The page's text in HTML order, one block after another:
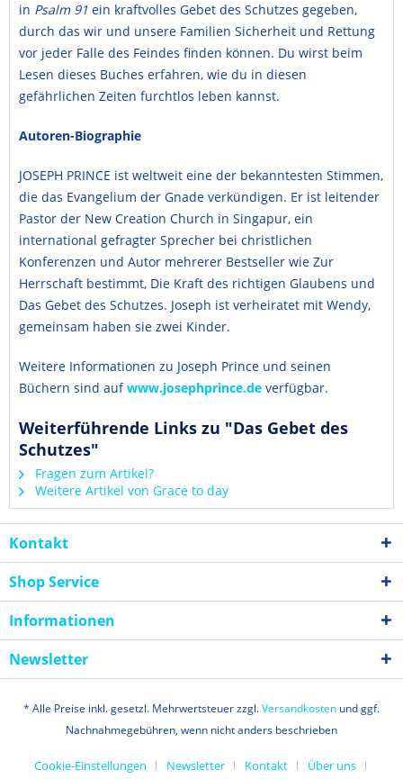
in Psalm 91 ein kraftvolles Gebet des Schutzes gegeben,
durch das wir und unsere Familien Sicherheit und Rettung
vor jeder Falle des Feindes finden können. Du wirst beim
Lesen dieses Buches erfahren, wie du in diesen
gefährlichen Zeiten furchtlos leben kannst.
Autoren-Biographie
JOSEPH PRINCE ist weltweit eine der bekanntesten Stimmen,
die das Evangelium der Gnade verkündigen. Er ist leitender
Pastor der New Creation Church in Singapur, ein
international gefragter Sprecher bei christlichen
Konferenzen und Autor mehrerer Bestseller wie Zur
Herrschaft bestimmt, Die Kraft des richtigen Glaubens und
Das Gebet des Schutzes. Joseph ist verheiratet mit Wendy,
gemeinsam haben sie zwei Kinder.
Weitere Informationen zu Joseph Prince und seinen
Büchern sind auf www.josephprince.de verfügbar.
Weiterführende Links zu "Das Gebet des
Schutzes"
Fragen zum Artikel?
Weitere Artikel von Grace to day
Kontakt
Shop Service
Informationen
Newsletter
* Alle Preise inkl. gesetzl. Mehrwertsteuer zzgl.Versandkosten und ggf.
Nachnahmegebühren, wenn nicht anders beschrieben
Cookie-Einstellungen Newsletter Kontakt Über uns